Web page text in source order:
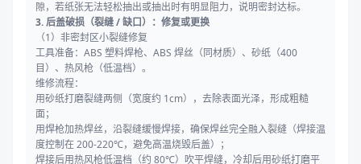
隙，若纸张无法轻松抽出或抽出时有明显阻力，说明密封达标。
3. 后盖破损（裂缝 / 缺口）：修复或更换
（1）非密封区小裂缝修复
工具准备：ABS 塑料焊枪、ABS 焊丝（同材质）、砂纸（400
目）、热风枪（低温档）。
维修流程：
用砂纸打磨裂缝两侧（宽度约 1cm），去除表面光泽，形成粗糙
面；
用焊枪加热焊丝，沿裂缝缓慢焊接，确保焊丝完全融入裂缝（焊接温
度控制在 200-220℃，避免高温烧毁后盖）；
焊接后用热风枪低温档（约 80℃）吹平焊缝，冷却后用砂纸打磨平